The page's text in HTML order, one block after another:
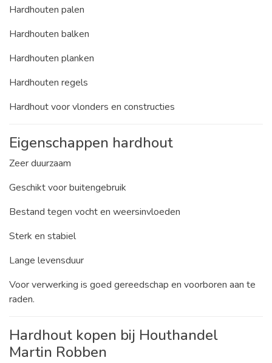
Hardhouten palen
Hardhouten balken
Hardhouten planken
Hardhouten regels
Hardhout voor vlonders en constructies
Eigenschappen hardhout
Zeer duurzaam
Geschikt voor buitengebruik
Bestand tegen vocht en weersinvloeden
Sterk en stabiel
Lange levensduur
Voor verwerking is goed gereedschap en voorboren aan te
raden.
Hardhout kopen bij Houthandel
Martin Robben